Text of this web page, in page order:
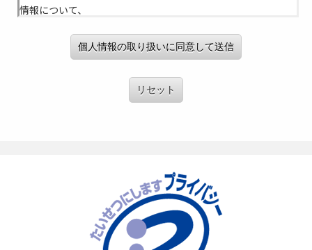
個人情報の取り扱いに同意して送信
リセット